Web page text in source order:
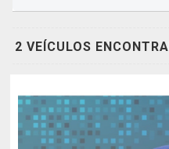
2 VEÍCULOS